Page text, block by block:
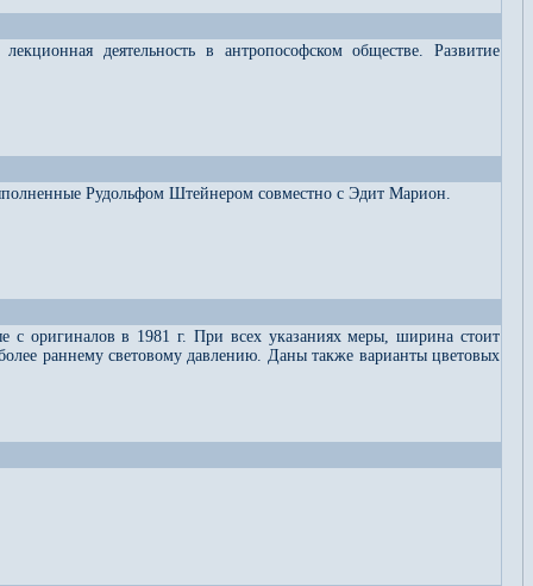
деятельность в антропософском обществе. Развитие
Рудольфом Штейнером совместно с Эдит Марион.
с оригиналов в 1981 г. При всех указаниях меры, ширина стоит
раннему световому давлению. Даны также варианты цветовых